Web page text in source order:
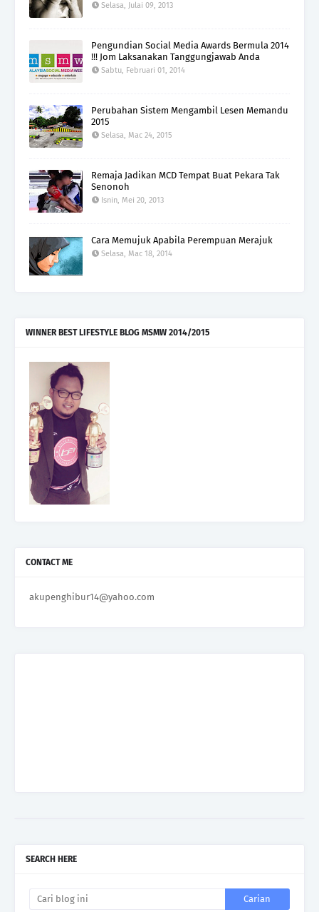
Selasa, Julai 09, 2013
Pengundian Social Media Awards Bermula 2014
!!! Jom Laksanakan Tanggungjawab Anda
Sabtu, Februari 01, 2014
Perubahan Sistem Mengambil Lesen Memandu
2015
Selasa, Mac 24, 2015
Remaja Jadikan MCD Tempat Buat Pekara Tak
Senonoh
Isnin, Mei 20, 2013
Cara Memujuk Apabila Perempuan Merajuk
Selasa, Mac 18, 2014
WINNER BEST LIFESTYLE BLOG MSMW 2014/2015
CONTACT ME
akupenghibur14@yahoo.com
SEARCH HERE